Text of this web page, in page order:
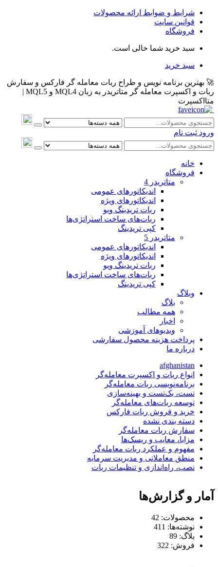
شرایط و ضوابط ارائه محصولات
قوانین سایت
فروشگاه
سبد خرید شما خالی است.
سبد خرید
🚀 بهترین برنامه نویس و طراح ربات معامله گر فارکس و سفارش
ربات و اکسپرت معامله گر متاتریدر به زبان MQL4 و MQL5 |
متااکسپرت
ورود ثبت نام
خانه
فروشگاه
متاتريدر 4
اندیکاتورهای عمومی
اندیکاتورهای ویژه
ربات تریدینگ ویو
ربات‌های ساخت استراتژی‌ها
کپی تریدینگ
متاتريدر 5
اندیکاتورهای عمومی
اندیکاتورهای ویژه
ربات تریدینگ ویو
ربات‌های ساخت استراتژی‌ها
کپی تریدینگ
وبلاگ
بلاگ
همه مطالب
اخبار
ویدیوهای آموزشی
پرداخت هزینه محصول سفارشی
درباره ما
afghanistan
انواع ربات و اکسپرت معامله‌گر
برنامه‌نویسی ربات معامله‌گر
تست، بک‌تست و بهینه‌سازی
توسعه ربات‌های معامله‌گر
خرید و فروش ربات فارکس
دسته بندی نشده
سفارش ربات معامله‌گر
مزایا، معایب و ریسک‌ها
مفهوم و عملکرد ربات معامله‌گر
منطق معاملاتی و مدیریت سرمایه
نصب، راه‌اندازی و تنظیمات ربات
آمار و گزارش‌ها
محصولات: 42
نوشته‌ها: 411
بلاگ: 89
فروش: 322